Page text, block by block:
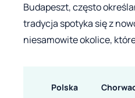
Budapeszt, często
tradycja spotyka się z
niesamowite okolice,
Polska